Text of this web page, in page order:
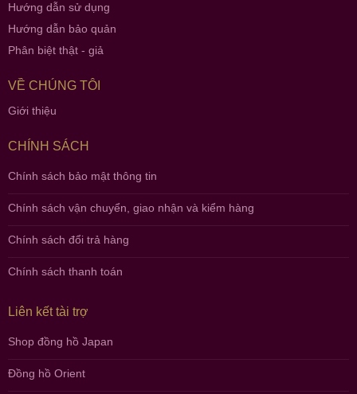
Hướng dẫn sử dụng
Hướng dẫn bảo quản
Phân biệt thật - giả
VỀ CHÚNG TÔI
Giới thiệu
CHÍNH SÁCH
Chính sách bảo mật thông tin
Chính sách vận chuyển, giao nhận và kiểm hàng
Chính sách đổi trả hàng
Chính sách thanh toán
Liên kết tài trợ
Shop đồng hồ Japan
Đồng hồ Orient